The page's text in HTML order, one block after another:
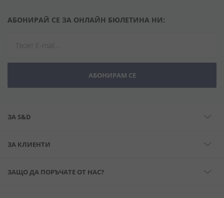
АБОНИРАЙ СЕ ЗА ОНЛАЙН БЮЛЕТИНА НИ:
АБОНИРАМ СЕ
ЗА S&D
ЗА КЛИЕНТИ
ЗАЩО ДА ПОРЪЧАТЕ ОТ НАС?